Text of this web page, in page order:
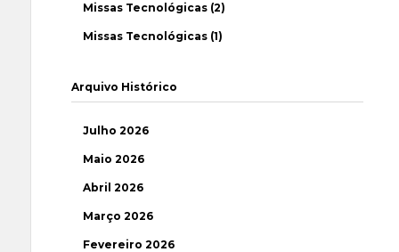
Missas Tecnológicas (2)
Missas Tecnológicas (1)
Arquivo Histórico
Julho 2026
Maio 2026
Abril 2026
Março 2026
Fevereiro 2026